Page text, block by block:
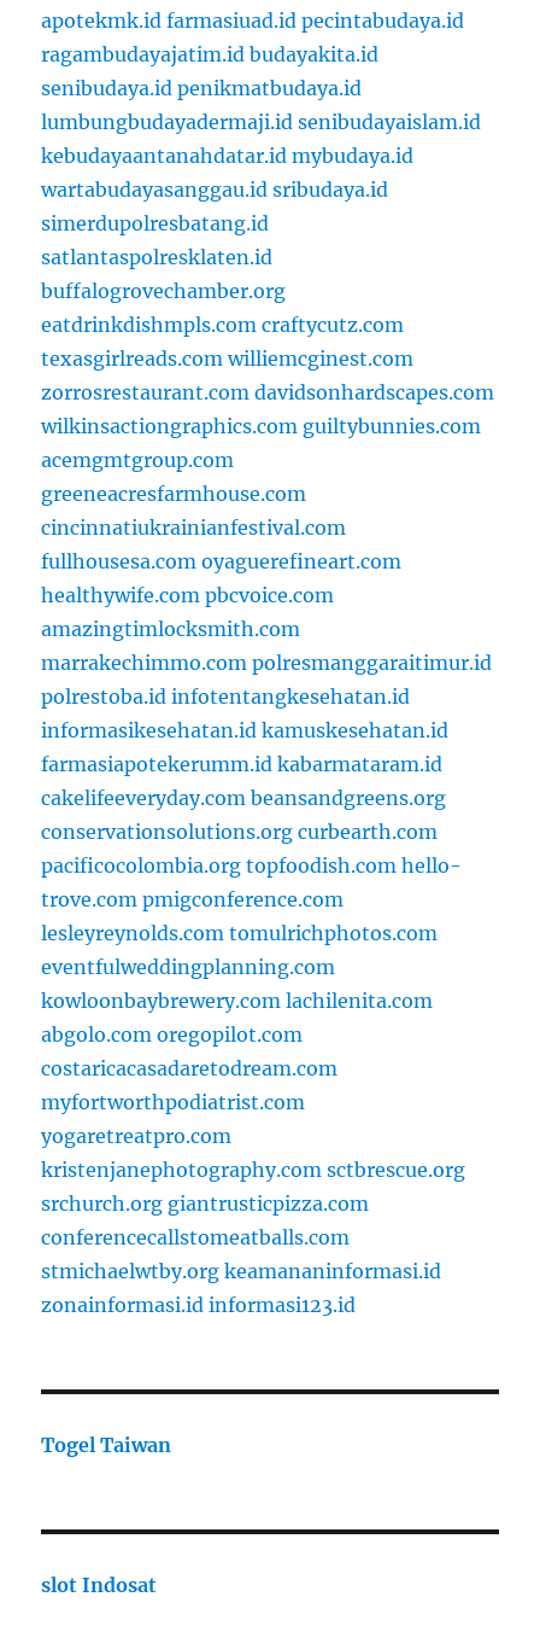
apotekmk.id farmasiuad.id pecintabudaya.id
ragambudayajatim.id budayakita.id
senibudaya.id penikmatbudaya.id
lumbungbudayadermaji.id senibudayaislam.id
kebudayaantanahdatar.id mybudaya.id
wartabudayasanggau.id sribudaya.id
simerdupolresbatang.id
satlantaspolresklaten.id
buffalogrovechamber.org
eatdrinkdishmpls.com craftycutz.com
texasgirlreads.com williemcginest.com
zorrosrestaurant.com davidsonhardscapes.com
wilkinsactiongraphics.com guiltybunnies.com
acemgmtgroup.com
greeneacresfarmhouse.com
cincinnatiukrainianfestival.com
fullhousesa.com oyaguerefineart.com
healthywife.com pbcvoice.com
amazingtimlocksmith.com
marrakechimmo.com polresmanggaraitimur.id
polrestoba.id infotentangkesehatan.id
informasikesehatan.id kamuskesehatan.id
farmasiapotekerumm.id kabarmataram.id
cakelifeeveryday.com beansandgreens.org
conservationsolutions.org curbearth.com
pacificocolombia.org topfoodish.com hello-
trove.com pmigconference.com
lesleyreynolds.com tomulrichphotos.com
eventfulweddingplanning.com
kowloonbaybrewery.com lachilenita.com
abgolo.com oregopilot.com
costaricacasadaretodream.com
myfortworthpodiatrist.com
yogaretreatpro.com
kristenjanephotography.com sctbrescue.org
srchurch.org giantrusticpizza.com
conferencecallstomeatballs.com
stmichaelwtby.org keamananinformasi.id
zonainformasi.id informasi123.id
Togel Taiwan
slot Indosat